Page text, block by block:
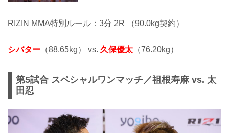
RIZIN MMA特別ルール：3分 2R （90.0kg契約）
シバター （88.65kg） vs. 久保優太 （76.20kg）
第5試合 スペシャルワンマッチ／祖根寿麻 vs. 太
田忍